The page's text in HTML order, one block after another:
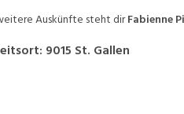
Auskünfte steht dirFabienne
: 9015 St. Gallen